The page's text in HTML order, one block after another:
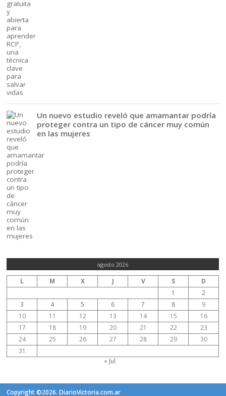
Un nuevo estudio reveló que amamantar podría
proteger contra un tipo de cáncer muy común
en las mujeres
agosto 2026
L M X J V S
D
1
2
3
4 5 6 7 8
9
10
11 12 13 14 15
16
17
18 19 20 21 22
23
24
25 26 27 28 29
30
31
« Jul
Copyright ©2026. DiarioVictoria.com.ar